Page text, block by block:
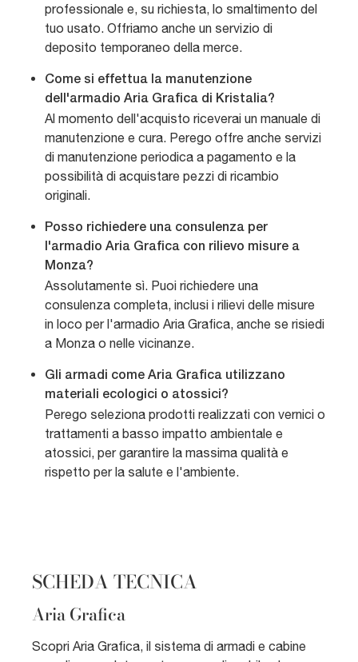
professionale e, su richiesta, lo smaltimento del
tuo usato. Offriamo anche un servizio di
deposito temporaneo della merce.
Come si effettua la manutenzione
dell'armadio Aria Grafica di Kristalia?
Al momento dell'acquisto riceverai un manuale di
manutenzione e cura. Perego offre anche servizi
di manutenzione periodica a pagamento e la
possibilità di acquistare pezzi di ricambio
originali.
Posso richiedere una consulenza per
l'armadio Aria Grafica con rilievo misure a
Monza?
Assolutamente sì. Puoi richiedere una
consulenza completa, inclusi i rilievi delle misure
in loco per l'armadio Aria Grafica, anche se risiedi
a Monza o nelle vicinanze.
Gli armadi come Aria Grafica utilizzano
materiali ecologici o atossici?
Perego seleziona prodotti realizzati con vernici o
trattamenti a basso impatto ambientale e
atossici, per garantire la massima qualità e
rispetto per la salute e l'ambiente.
SCHEDA TECNICA
Aria Grafica
Scopri Aria Grafica, il sistema di armadi e cabine